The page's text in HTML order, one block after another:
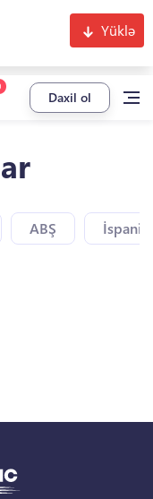
Yüklə
Daxil ol
ABŞ